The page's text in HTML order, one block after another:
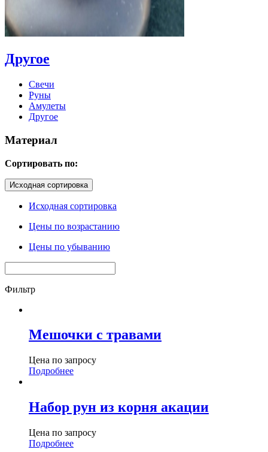
Другое
Свечи
Руны
Амулеты
Другое
Материал
Сортировать по:
Исходная сортировка
Исходная сортировка
Цены по возрастанию
Цены по убыванию
Фильтр
Мешочки с травами
Цена по запросу
Подробнее
Набор рун из корня акации
Цена по запросу
Подробнее